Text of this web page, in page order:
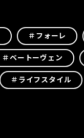
＃フォーレ
＃ベートーヴェン
＃ライフスタイル